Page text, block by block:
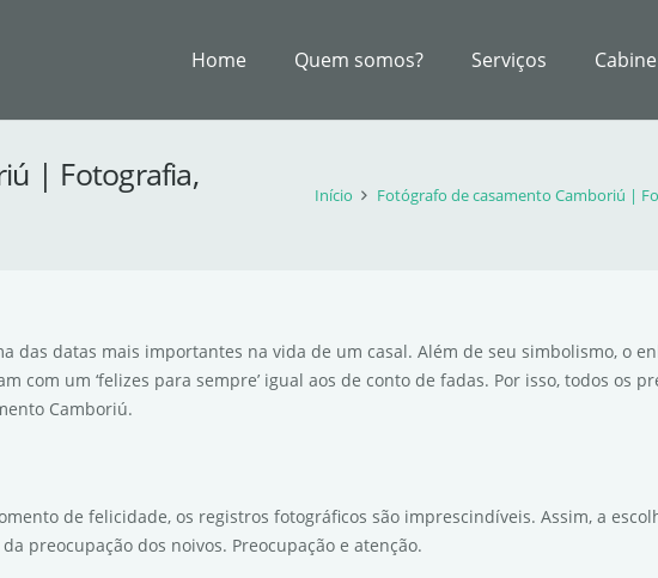
Home Quem somos? Serviços
| Fotografia,
Início Fotógrafo de casamento Camboriú |
das datas mais importantes na vida de um casal. Além de seu simbolismo, o
com um ‘felizes para sempre’ igual aos de conto de fadas. Por isso, todos os
Camboriú.
de felicidade, os registros fotográficos são imprescindíveis. Assim, a
preocupação dos noivos. Preocupação e atenção.